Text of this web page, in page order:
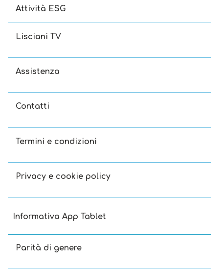
Attività ESG
Lisciani TV
Assistenza
Contatti
Termini e condizioni
Privacy e cookie policy
Informativa App Tablet
Parità di genere